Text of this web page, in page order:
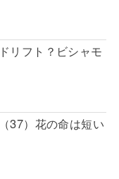
リフト？ビシャモ
37）花の命は短い